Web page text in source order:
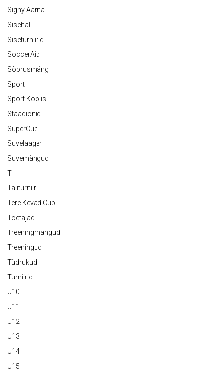
Signy Aarna
Sisehall
Siseturniirid
SoccerAid
Sõprusmäng
Sport
Sport Koolis
Staadionid
SuperCup
Suvelaager
Suvemängud
T
Taliturniir
Tere Kevad Cup
Toetajad
Treeningmängud
Treeningud
Tüdrukud
Turniirid
U10
U11
U12
U13
U14
U15